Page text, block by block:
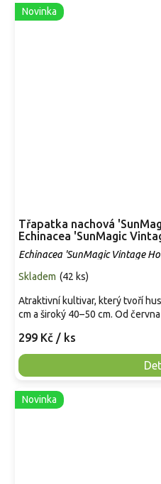
Novinka
Třapatka nachová
Echinacea 'SunMagic
Echinacea 'SunMagic Vintage
Skladem (42 ks)
299 Kč / ks
Atraktivní kultivar, který tvoří
cm a široký 40–50 cm. Od června
Novinka